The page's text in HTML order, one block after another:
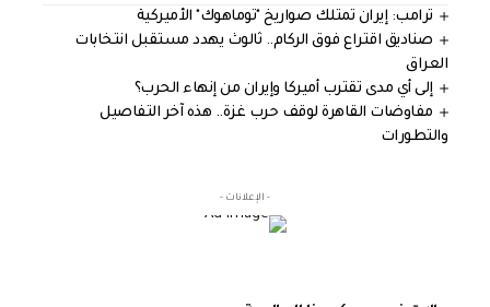
ترامب: إيران تمتلك صواريخ "توماهوك" الأميركية
صناديق اقتراع فوق الركام.. ثالوث يهدد مستقبل انتخابات
العراق
إلى أي مدى تقترب أميركا وإيران من إنهاء الحرب؟
مفاوضات القاهرة لوقف حرب غزة.. هذه آخر التفاصيل
والتطورات
- الإعلانات -